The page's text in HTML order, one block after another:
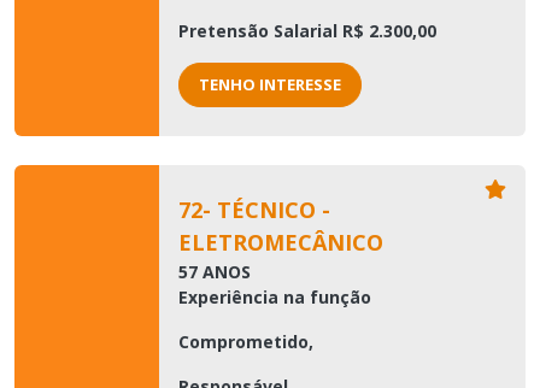
Pretensão Salarial R$ 2.300,00
TENHO INTERESSE
72- TÉCNICO -
ELETROMECÂNICO
57 ANOS
Experiência na função
Comprometido,